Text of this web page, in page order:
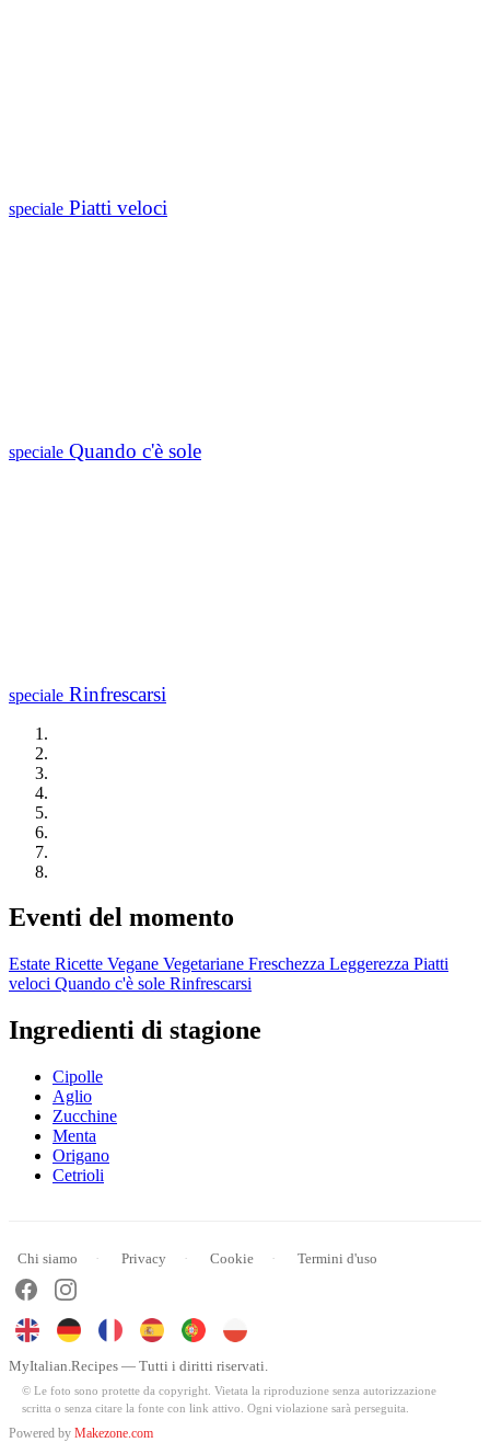
speciale Piatti veloci
speciale Quando c'è sole
speciale Rinfrescarsi
Eventi del momento
Estate Ricette Vegane Vegetariane Freschezza Leggerezza Piatti
veloci Quando c'è sole Rinfrescarsi
Ingredienti di stagione
Cipolle
Aglio
Zucchine
Menta
Origano
Cetrioli
Chi siamo Privacy Cookie Termini d'uso
MyItalian.Recipes — Tutti i diritti riservati.
© Le foto sono protette da copyright. Vietata la riproduzione senza autorizzazione
scritta o senza citare la fonte con link attivo. Ogni violazione sarà perseguita.
Powered by Makezone.com